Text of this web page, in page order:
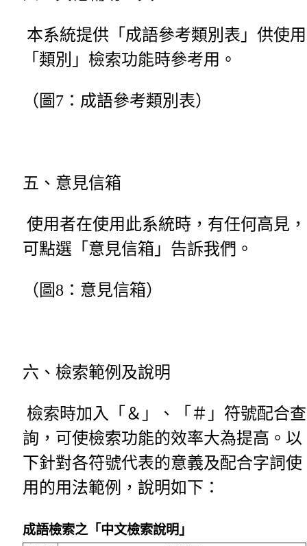
本系統提供「成語參考類別表」供使用
「類別」檢索功能時參考用。
（圖7：成語參考類別表）
五、意見信箱
使用者在使用此系統時，有任何高見，
可點選「意見信箱」告訴我們。
（圖8：意見信箱）
六、檢索範例及說明
檢索時加入「＆」、「＃」符號配合查
詢，可使檢索功能的效率大為提高。以
下針對各符號代表的意義及配合字詞使
用的用法範例，說明如下：
成語檢索之「中文檢索說明」